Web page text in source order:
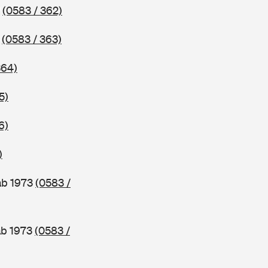
(0583 / 362)
(0583 / 363)
1973(0583 /
1973(0583 /